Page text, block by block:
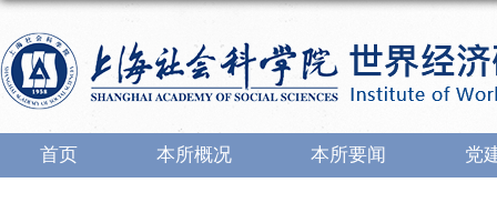
首页 本所概况 本所要闻 党